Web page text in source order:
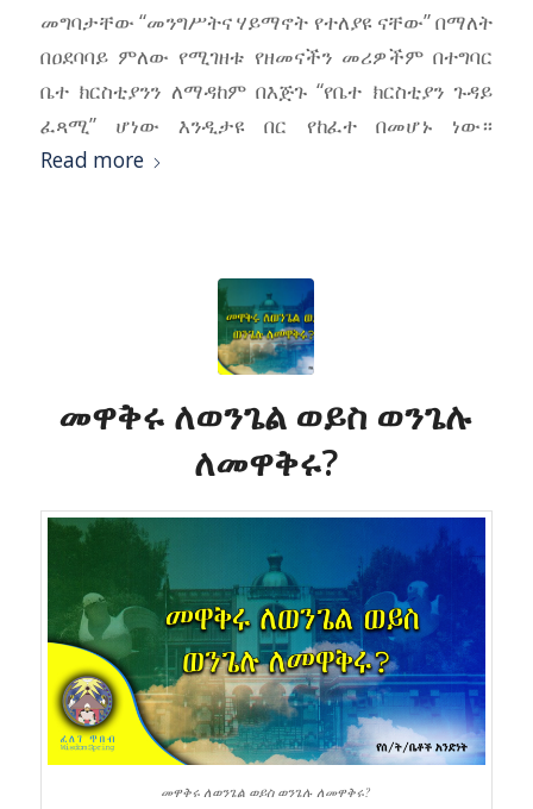
መግባታቸው “መንግሥትና ሃይማኖት የተለያዩ ናቸው” በማለት
በዐደባባይ ምለው የሚገዘቱ የዘመናችን መሪዎችም በተግባር
ቤተ ክርስቲያንን ለማዳከም በእጅጉ “የቤተ ክርስቲያን ጉዳይ
ፈጻሚ” ሆነው እንዲታዩ በር የከፈተ በመሆኑ ነው።
Read more
መዋቅሩ ለወንጌል ወይስ ወንጌሉ
ለመዋቅሩ?
መዋቅሩ ለወንጌል ወይስ ወንጌሉ ለመዋቅሩ?